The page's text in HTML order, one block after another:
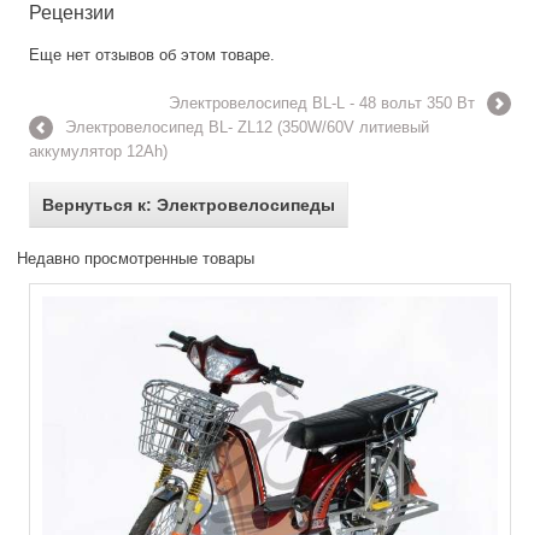
Рецензии
Еще нет отзывов об этом товаре.
Электровелосипед BL-L - 48 вольт 350 Вт
Электровелосипед BL- ZL12 (350W/60V литиевый
аккумулятор 12Ah)
Вернуться к: Электровелосипеды
Недавно просмотренные товары